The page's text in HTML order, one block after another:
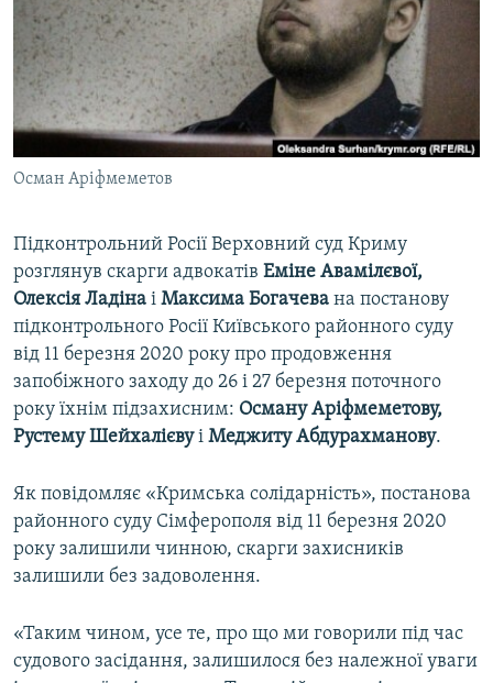
ВІДЕОУРОКИ «ELIFBE»
СВІДЧЕННЯ ОКУПАЦІЇ
УКРАЇНСЬКА ПРОБЛЕМА КРИМУ
Русский
Qırımtatar
Усі сайти RFE/RL
Осман Аріфмеметов
Підконтрольний Росії Верховний суд Криму
розглянув скарги адвокатів Еміне Авамілєвої,
Олексія Ладіна і Максима Богачева на постанову
підконтрольного Росії Київського районного суду
від 11 березня 2020 року про продовження
запобіжного заходу до 26 і 27 березня поточного
року їхнім підзахисним: Осману Аріфмеметову,
Рустему Шейхалієвуі Меджиту Абдурахманову.
Як повідомляє «Кримська солідарність», постанова
районного суду Сімферополя від 11 березня 2020
року залишили чинною, скарги захисників
залишили без задоволення.
«Таким чином, усе те, про що ми говорили під час
судового засідання, залишилося без належної уваги